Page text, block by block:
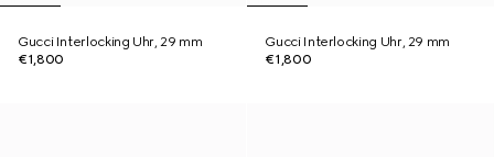
Gucci Interlocking Uhr, 29 mm
€1,800
Gucci Interlocking Uhr, 29 mm
€1,800